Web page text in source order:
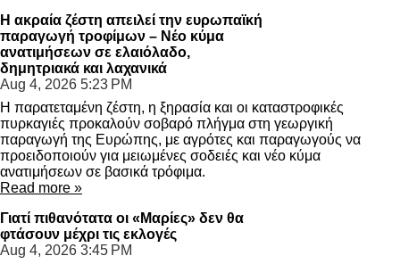
Η ακραία ζέστη απειλεί την ευρωπαϊκή
παραγωγή τροφίμων – Νέο κύμα
ανατιμήσεων σε ελαιόλαδο,
δημητριακά και λαχανικά
Aug 4, 2026 5:23 PM
Η παρατεταμένη ζέστη, η ξηρασία και οι καταστροφικές
πυρκαγιές προκαλούν σοβαρό πλήγμα στη γεωργική
παραγωγή της Ευρώπης, με αγρότες και παραγωγούς να
προειδοποιούν για μειωμένες σοδειές και νέο κύμα
ανατιμήσεων σε βασικά τρόφιμα.
Read more »
Γιατί πιθανότατα οι «Μαρίες» δεν θα
φτάσουν μέχρι τις εκλογές
Aug 4, 2026 3:45 PM